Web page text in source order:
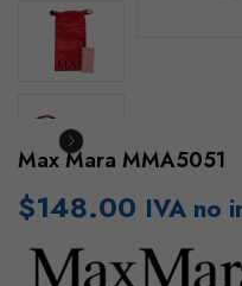
Max Mara MMA5051
$148.00 IVA no